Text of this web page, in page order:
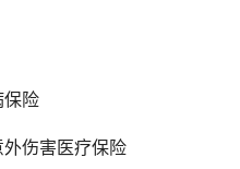
险
伤害医疗保险